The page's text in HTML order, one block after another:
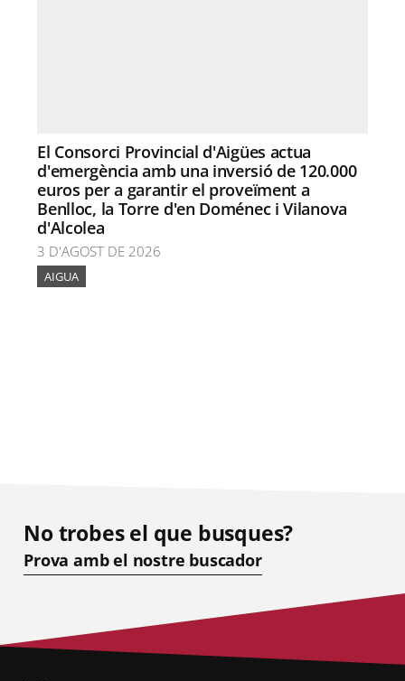
El Consorci Provincial d'Aigües actua
d'emergència amb una inversió de 120.000
euros per a garantir el proveïment a
Benlloc, la Torre d'en Doménec i Vilanova
d'Alcolea
3 D'AGOST DE 2026
AIGUA
No trobes el que busques?
Prova amb el nostre buscador